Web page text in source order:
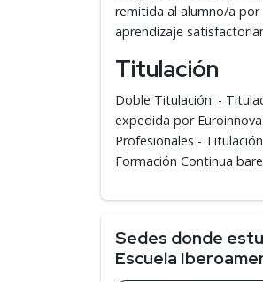
remitida al alumno/a
aprendizaje
Titulación
Doble Titulación: -
expedida por
Profesionales -
Formación Continua
Sedes donde
Escuela